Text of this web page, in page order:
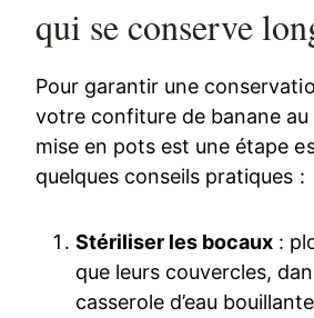
qui se conserve
Pour garantir une
votre confiture de banane
mise en pots est une étape
quelques conseils pratiques :
Stériliser les bocaux :
que leurs couvercles,
casserole d’eau